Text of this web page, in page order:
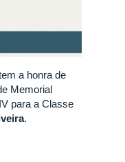
a honra de
Memorial
para a Classe
.